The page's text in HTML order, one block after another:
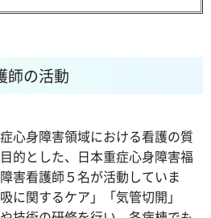
師の活動
心身障害領域における看護の質
的とした、日本重症心身障害福
害看護師５名が活動していま
に関するケア」「気管切開」